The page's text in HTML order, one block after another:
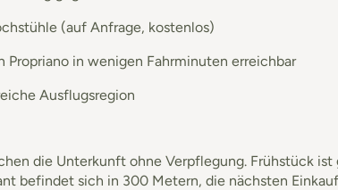
(auf Anfrage, kostenlos)
Propriano in wenigen Fahrminuten erreichbar
Ausflugsregion
die Unterkunft ohne Verpflegung. Frühstück
befindet sich in 300 Metern, die nächsten